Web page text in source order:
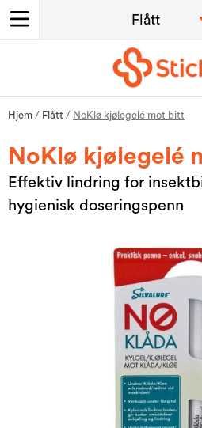
Hjem / Flått / NoKlø kjølegelé mot bitt
NoKlø kjølegelé
Effektiv lindring for
hygienisk doseringspenn